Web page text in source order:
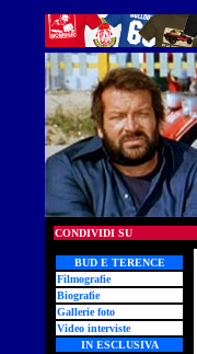
CONDIVIDI SU
BUD E TERENCE
Filmografie
Biografie
Gallerie foto
Video interviste
IN ESCLUSIVA